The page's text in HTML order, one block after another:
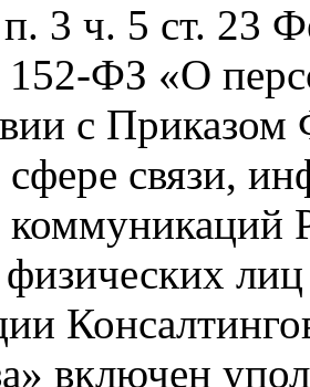
3 ч. 5 ст. 23
ФЗ «О
с
сфере связи,
включен